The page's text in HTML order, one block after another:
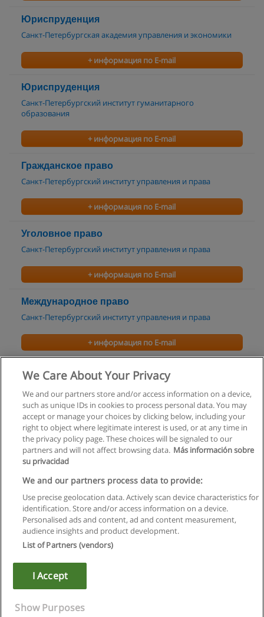
Юриспруденция
Санкт-Петербургская академия управления и экономики
+ информация по E-mail
Юриспруденция
Санкт-Петербургский институт гуманитарного
образования
+ информация по E-mail
Гражданское право
Санкт-Петербургский институт управления и права
+ информация по E-mail
Уголовное право
Санкт-Петербургский институт управления и права
+ информация по E-mail
Международное право
Санкт-Петербургский институт управления и права
+ информация по E-mail
Юриспруденция
Межрегиональный институт экономики и права
+ информация по E-mail
Правила пользования
Конфиденциальность информации
Напишите Educaedu
Copyright © Educaedu Business S.L. - CIF : B-95610580: -
We Care About Your Privacy
We and our partners store and/or access information on a device,
such as unique IDs in cookies to process personal data. You may
accept or manage your choices by clicking below, including your
right to object where legitimate interest is used, or at any time in
the privacy policy page. These choices will be signaled to our
partners and will not affect browsing data. Más información sobre
su privacidad
We and our partners process data to provide:
Use precise geolocation data. Actively scan device characteristics for
identification. Store and/or access information on a device.
Personalised ads and content, ad and content measurement,
audience insights and product development.
List of Partners (vendors)
I Accept
Show Purposes